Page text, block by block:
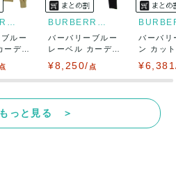
ので、真贋方法などお答えでき
発覚しましたら、返品・返金に
BURBERRY BLUE LABEL
ルー
ディ
点
BURBERRY BLUE LABEL
バーバリーブルー
レーベル カーディ
¥8,250/ 点
バーバリ
ン カッ
っと見る ＞